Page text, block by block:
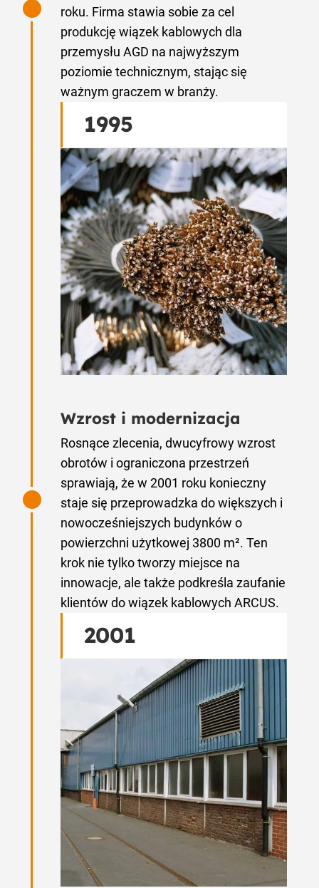
roku. Firma stawia sobie za cel
produkcję wiązek kablowych dla
przemysłu AGD na najwyższym
poziomie technicznym, stając się
ważnym graczem w branży.
1995
Wzrost i modernizacja
Rosnące zlecenia, dwucyfrowy wzrost
obrotów i ograniczona przestrzeń
sprawiają, że w 2001 roku konieczny
staje się przeprowadzka do większych i
nowocześniejszych budynków o
powierzchni użytkowej 3800 m². Ten
krok nie tylko tworzy miejsce na
innowacje, ale także podkreśla zaufanie
klientów do wiązek kablowych ARCUS.
2001